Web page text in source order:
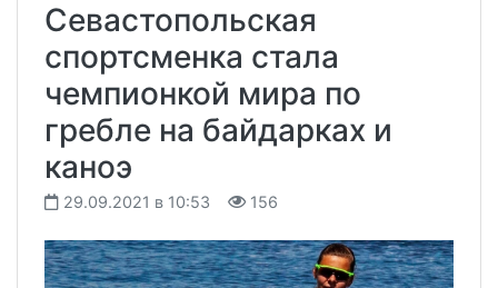
Севастопольская
спортсменка стала
чемпионкой мира по
гребле на байдарках и
каноэ
29.09.2021 в 10:53 156